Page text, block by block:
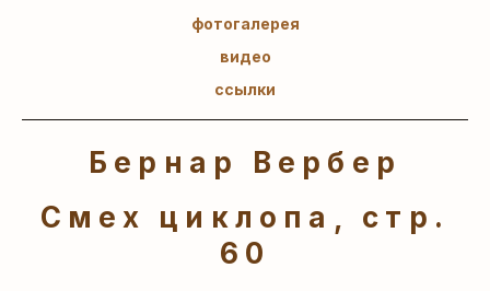
фотогалерея
видео
ссылки
Бернар Вербер
Смех циклопа, стр.
60